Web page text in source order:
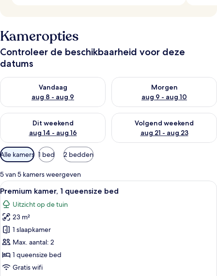
Kameropties
Controleer de beschikbaarheid voor deze
datums
Vandaag
aug 8 - aug 9
De beschikbaarheid controleren voor vanavond aug 8 - aug 9
Morgen
aug 9 - aug 10
De beschikbaarheid
Dit weekend
aug 14 - aug 16
De beschikbaarheid controleren voor dit weekend aug 14 -
Volgend weekend
aug 21 - aug 23
De beschikbaarheid
Beschikbare
filters
voor
kamers
Alle kamers 1 bed 2 bedden
5 van 5 kamers weergeven
Alle
foto's
voor
Premium
kamer,
1
queensize
bed
Een hotelkamer met een groot bed,
6
Premium kamer, 1 queensize bed
Uitzicht op de tuin
23 m²
1 slaapkamer
Max. aantal: 2
1 queensize bed
Gratis wifi